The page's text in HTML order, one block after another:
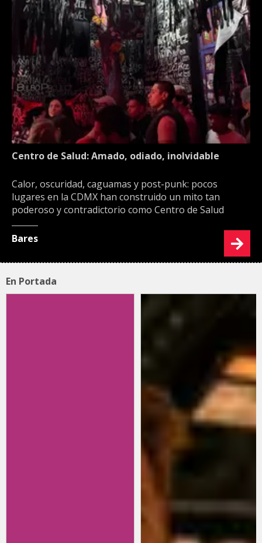
Centro de Salud: Amado, odiado, inolvidable
Calor, oscuridad, caguamas y post-punk: pocos
lugares en la CDMX han construido un mito tan
poderoso y contradictorio como Centro de Salud
Bares
En Portada